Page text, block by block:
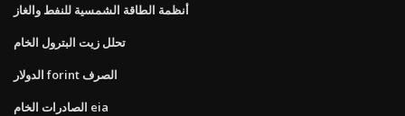
أنظمة الطاقة الشمسية للنفط والغاز
تحلل زيت البترول الخام
الدولار forint الصرف
الصادرات الخام eia